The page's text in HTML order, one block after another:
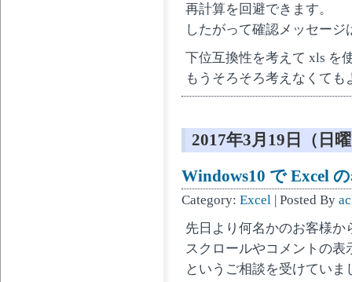
再計算を回避できます。
したがって確認メッセー
下位互換性を考えて xls を
もうそろそろ考えなくて
2017年3月19日（日
Windows10 で Excel
Category: Excel | Posted By
先日より何名かのお客様か
スクロールやコメントの
というご相談を受けていま